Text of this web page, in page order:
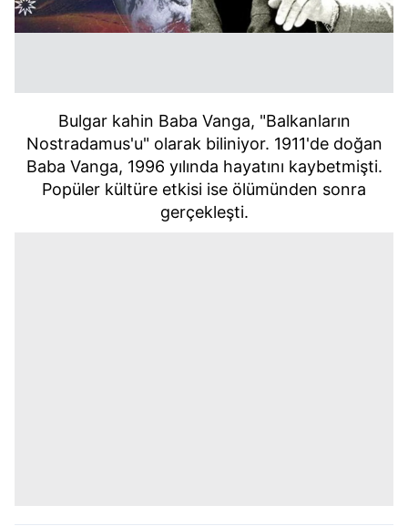
Bulgar kahin Baba Vanga, "Balkanların
Nostradamus'u" olarak biliniyor. 1911'de doğan
Baba Vanga, 1996 yılında hayatını kaybetmişti.
Popüler kültüre etkisi ise ölümünden sonra
gerçekleşti.